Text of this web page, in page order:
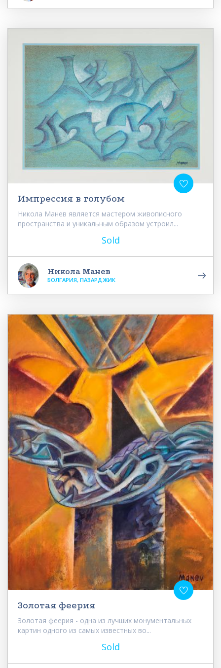
Импрессия в голубом
Никола Манев является мастером живописного
пространства и уникальным образом устроил...
Sold
Никола Манев
БОЛГАРИЯ, ПАЗАРДЖИК
Золотая феерия
Золотая феерия - одна из лучших монументальных
картин одного из самых известных во...
Sold